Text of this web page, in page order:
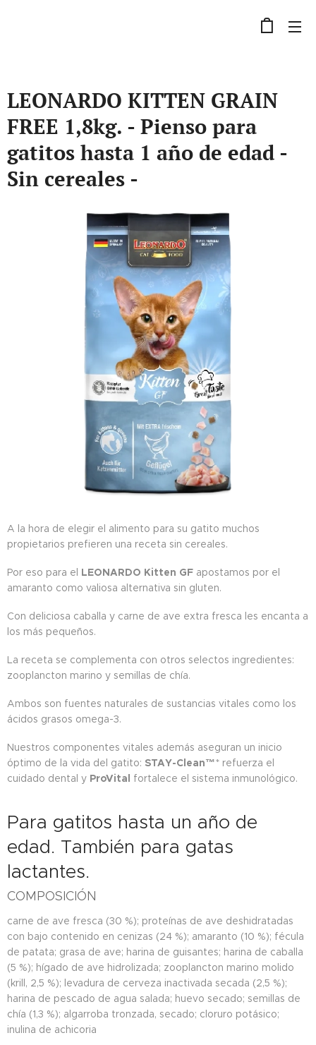
LEONARDO KITTEN GRAIN
FREE 1,8kg. - Pienso para
gatitos hasta 1 año de edad -
Sin cereales -
A la hora de elegir el alimento para su gatito muchos
propietarios prefieren una receta sin cereales.
Por eso para el LEONARDO Kitten GF apostamos por el
amaranto como valiosa alternativa sin gluten.
Con deliciosa caballa y carne de ave extra fresca les encanta a
los más pequeños.
La receta se complementa con otros selectos ingredientes:
zooplancton marino y semillas de chía.
Ambos son fuentes naturales de sustancias vitales como los
ácidos grasos omega-3.
Nuestros componentes vitales además aseguran un inicio
óptimo de la vida del gatito: STAY-Clean™* refuerza el
cuidado dental y ProVital fortalece el sistema inmunológico.
Para gatitos hasta un año de
edad. También para gatas
lactantes.
COMPOSICIÓN
carne de ave fresca (30 %); proteínas de ave deshidratadas
con bajo contenido en cenizas (24 %); amaranto (10 %); fécula
de patata; grasa de ave; harina de guisantes; harina de caballa
(5 %); hígado de ave hidrolizada; zooplancton marino molido
(krill, 2,5 %); levadura de cerveza inactivada secada (2,5 %);
harina de pescado de agua salada; huevo secado; semillas de
chía (1,3 %); algarroba tronzada, secado; cloruro potásico;
inulina de achicoria